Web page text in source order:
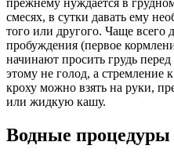
смесях, в сутки давать ему
того или другого. Чаще всего
пробуждения (первое
начинают просить грудь
этому не голод, а стремление
кроху можно взять на руки,
или жидкую кашу.
Водные процедуры